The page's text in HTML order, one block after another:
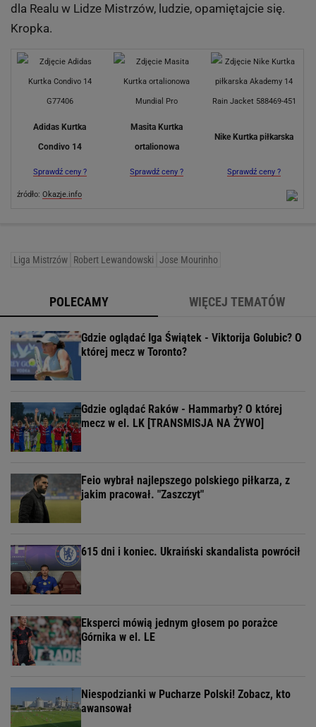
dla Realu w Lidze Mistrzów, ludzie, opamiętajcie się.
Kropka.
Adidas Kurtka
Condivo 14
Masita Kurtka
ortalionowa
Nike Kurtka piłkarska
Sprawdź ceny ? Sprawdź ceny ? Sprawdź ceny ?
źródło: Okazje.info
Liga Mistrzów Robert Lewandowski Jose Mourinho
POLECAMY WIĘCEJ TEMATÓW
Gdzie oglądać Iga Świątek - Viktorija Golubic? O
której mecz w Toronto?
Gdzie oglądać Raków - Hammarby? O której
mecz w el. LK [TRANSMISJA NA ŻYWO]
Feio wybrał najlepszego polskiego piłkarza, z
jakim pracował. "Zaszczyt"
615 dni i koniec. Ukraiński skandalista powrócił
Eksperci mówią jednym głosem po porażce
Górnika w el. LE
Niespodzianki w Pucharze Polski! Zobacz, kto
awansował